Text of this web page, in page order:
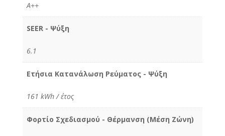
A++
SEER - Ψύξη
6.1
Ετήσια Κατανάλωση Ρεύματος - Ψύξη
161 kWh / έτος
Φορτίο Σχεδιασμού - Θέρμανση (Μέση Ζώνη)